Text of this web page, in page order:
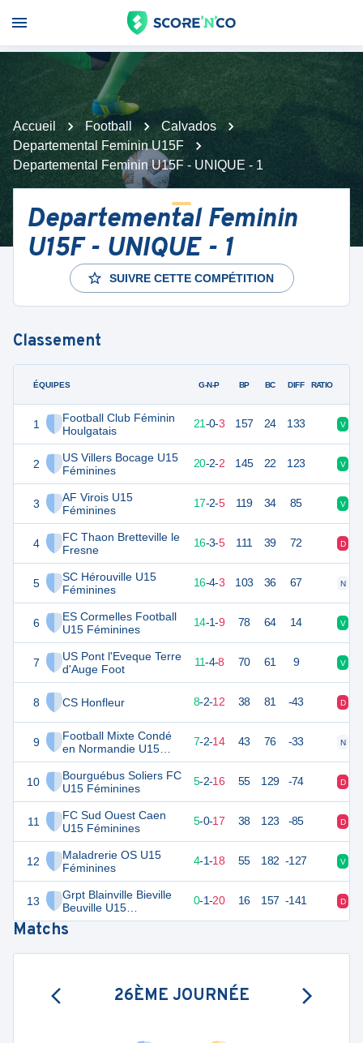
Accueil Football
Calvados
Departemental Feminin U15F
Departemental Feminin U15F - UNIQUE - 1
Departemental Feminin
U15F - UNIQUE - 1
SUIVRE CETTE COMPÉTITION
Classement
ÉQUIPES
1
Football Club Féminin
Houlgatais
2
US Villers Bocage U15
Féminines
3
AF Virois U15
Féminines
4
FC Thaon Bretteville le
Fresne
5
SC Hérouville U15
Féminines
6
ES Cormelles Football
U15 Féminines
7
US Pont l'Eveque Terre
d'Auge Foot
8 CS Honfleur
9
Football Mixte Condé
en Normandie U15
Féminines
10
Bourguébus Soliers FC
U15 Féminines
11
FC Sud Ouest Caen
U15 Féminines
12
Maladrerie OS U15
Féminines
13
Grpt Blainville Bieville
Beuville U15
Féminines
G-N-P BP BC DIFF RATIO
63 24 21-0-3 157 24 133 V
62 24 20-2-2 145 22 123 V
17-2-5 119 34 85 V
51 24 16-3-5 111 39 72 D
51 16-4-3 103 36 67 N
43 24 14-1-9 78 64 14 V
36 24 11-4-8 70 61 9 V
8-2-12 38 81 -43 D
22 24 7-2-14 43 76 -33 N
16 24 5-2-16 55 129 -74 D
13 5-0-17 38 123 -85 D
12 4-1-18 55 182 -127 V
-2 24 0-1-20 16 157 -141 D
Matchs
26ÈME JOURNÉE